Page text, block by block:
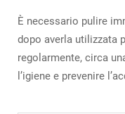
È necessario pulire
dopo averla utilizzata
regolarmente, circa
l’igiene e prevenire